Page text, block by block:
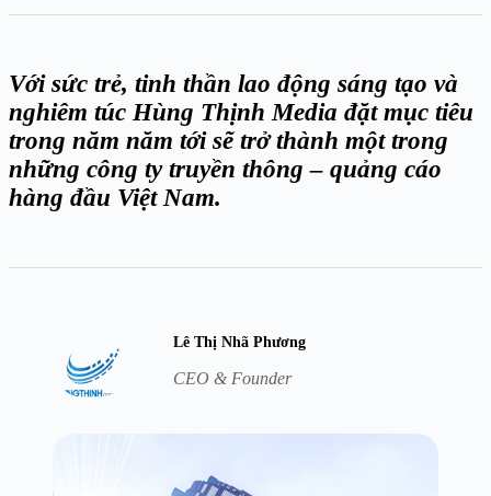
Với sức trẻ, tinh thần lao động sáng tạo và
nghiêm túc Hùng Thịnh Media đặt mục tiêu
trong năm năm tới sẽ trở thành một trong
những công ty truyền thông – quảng cáo
hàng đầu Việt Nam.
Lê Thị Nhã Phương
CEO & Founder